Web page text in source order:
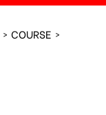
COURSE